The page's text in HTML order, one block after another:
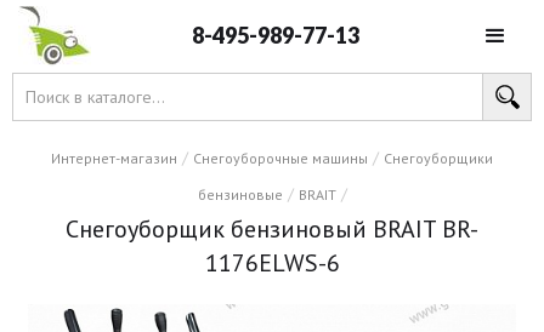
8-495-989-77-13
Интернет-магазин / Снегоуборочные машины / Снегоуборщики
бензиновые / BRAIT /
Снегоуборщик бензиновый BRAIT BR-
1176ELWS-6